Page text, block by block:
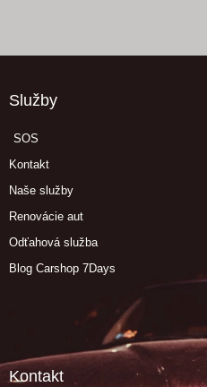
Služby
SOS
Kontakt
Naše služby
Renovácie aut
Odťahová služba
Blog Carshop 7Days
Kontakt